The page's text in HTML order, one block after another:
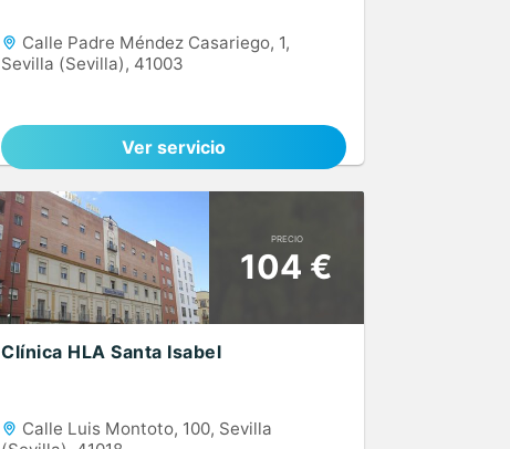
Calle Padre Méndez Casariego, 1,
Sevilla (Sevilla), 41003
Ver servicio
PRECIO
104 €
Clínica HLA Santa Isabel
Calle Luis Montoto, 100, Sevilla